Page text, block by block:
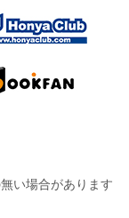
い場合があります